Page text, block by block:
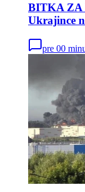
BITKA ZA
Ukrajince
pre 00